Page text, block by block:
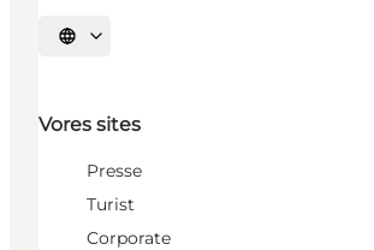
Vælg sprog
Vores sites
Presse
Turist
Corporate